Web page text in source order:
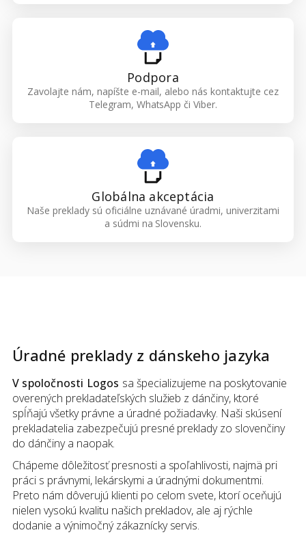
Podpora
Zavolajte nám, napíšte e-mail, alebo nás kontaktujte cez
Telegram, WhatsApp či Viber.
Globálna akceptácia
Naše preklady sú oficiálne uznávané úradmi, univerzitami
a súdmi na Slovensku.
Úradné preklady z dánskeho jazyka
V spoločnosti Logos sa špecializujeme na poskytovanie
overených prekladateľských služieb z dánčiny, ktoré
spĺňajú všetky právne a úradné požiadavky. Naši skúsení
prekladatelia zabezpečujú presné preklady zo slovenčiny
do dánčiny a naopak.
Chápeme dôležitosť presnosti a spoľahlivosti, najmä pri
práci s právnymi, lekárskymi a úradnými dokumentmi.
Preto nám dôverujú klienti po celom svete, ktorí oceňujú
nielen vysokú kvalitu našich prekladov, ale aj rýchle
dodanie a výnimočný zákaznícky servis.